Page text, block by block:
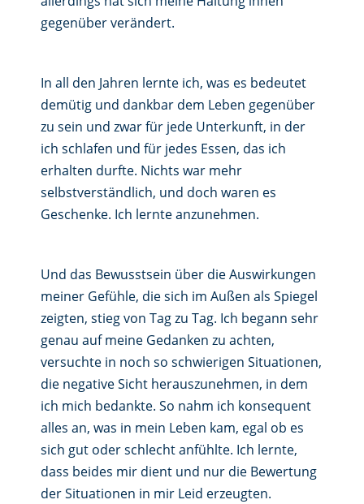
gegenüber verändert.
In all den Jahren lernte ich, was es bedeutet
demütig und dankbar dem Leben gegenüber
zu sein und zwar für jede Unterkunft, in der
ich schlafen und für jedes Essen, das ich
erhalten durfte. Nichts war mehr
selbstverständlich, und doch waren es
Geschenke. Ich lernte anzunehmen.
Und das Bewusstsein über die Auswirkungen
meiner Gefühle, die sich im Außen als Spiegel
zeigten, stieg von Tag zu Tag. Ich begann sehr
genau auf meine Gedanken zu achten,
versuchte in noch so schwierigen Situationen,
die negative Sicht herauszunehmen, in dem
ich mich bedankte. So nahm ich konsequent
alles an, was in mein Leben kam, egal ob es
sich gut oder schlecht anfühlte. Ich lernte,
dass beides mir dient und nur die Bewertung
der Situationen in mir Leid erzeugten.